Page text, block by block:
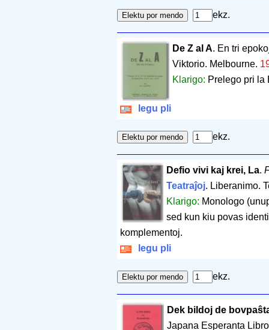
ekz.
De Z al A. En tri
Viktorio. Melbourne.
Klarigo: Prelego pri la
legu pli
ekz.
Defio vivi kaj krei, La.
Teatraĵoj. Liberanimo.
Klarigo: Monologo
sed kun kiu povas
komplementoj.
legu pli
ekz.
Dek bildoj de
Japana Esperanta